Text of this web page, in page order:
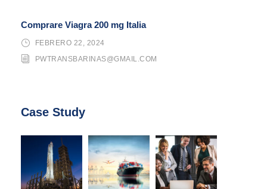
Comprare Viagra 200 mg Italia
FEBRERO 22, 2024
PWTRANSBARINAS@GMAIL.COM
Case Study